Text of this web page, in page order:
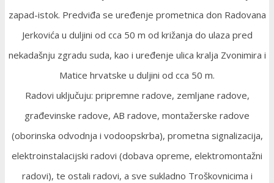
zapad-istok. Predviđa se uređenje prometnica don Radovana
Jerkovića u duljini od cca 50 m od križanja do ulaza pred
nekadašnju zgradu suda, kao i uređenje ulica kralja Zvonimira i
Matice hrvatske u duljini od cca 50 m.
Radovi uključuju: pripremne radove, zemljane radove,
građevinske radove, AB radove, montažerske radove
(oborinska odvodnja i vodoopskrba), prometna signalizacija,
elektroinstalacijski radovi (dobava opreme, elektromontažni
radovi), te ostali radovi, a sve sukladno Troškovnicima i